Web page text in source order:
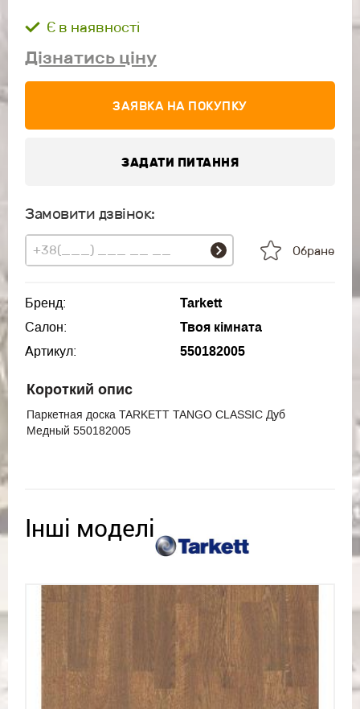
Є в наявності
Дізнатись ціну
ЗАЯВКА НА ПОКУПКУ
ЗАДАТИ ПИТАННЯ
Замовити дзвінок:
Обране
Бренд:
Tarkett
Салон:
Твоя кімната
Артикул:
550182005
Короткий опис
Паркетная доска TARKETT TANGO CLASSIC Дуб
Mедный 550182005
Інші моделі